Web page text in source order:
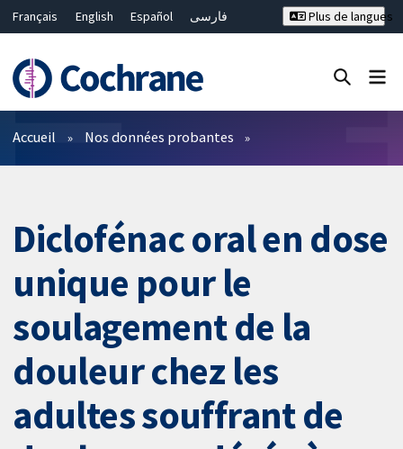
Français English Español
فارسی
Bahasa Malaysia
ไทย
繁體中文
简体中文
Plus de langues
Filtres
Accueil Nos données probantes
Diclofénac oral en dose
unique pour le
soulagement de la
douleur chez les
adultes souffrant de